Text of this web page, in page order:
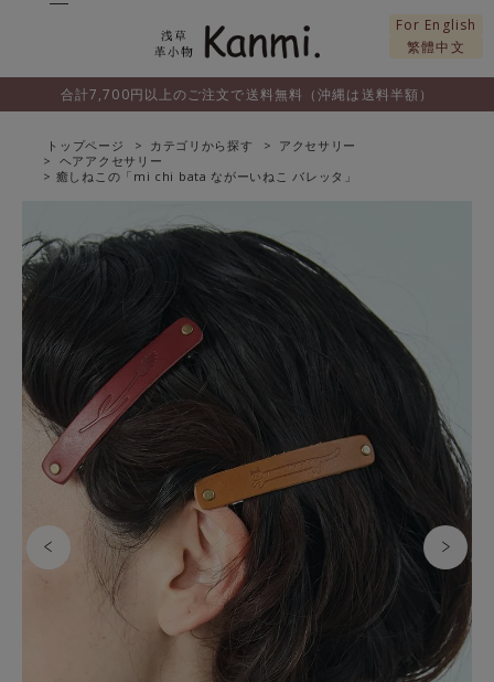
For English
繁體中文
合計7,700円以上のご注文で送料無料（沖縄は送料半額）
トップページ カテゴリから探す
アクセサリー
ヘアアクセサリー
癒しねこの「mi chi bata ながーいねこ バレッタ」